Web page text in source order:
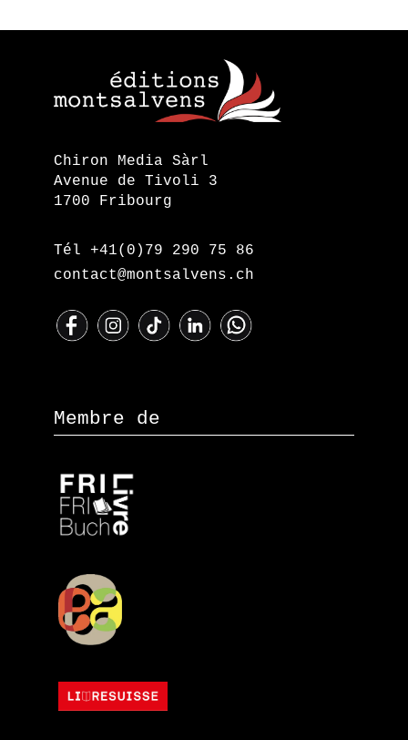
Chiron Media Sàrl
Avenue de Tivoli 3
1700 Fribourg
Tél +41(0)79 290 75 86
contact@montsalvens.ch
Membre de